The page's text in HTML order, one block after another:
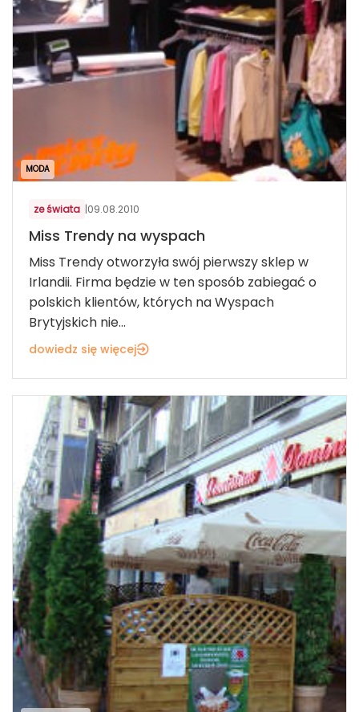
MODA
ze świata |09.08.2010
Miss Trendy na wyspach
Miss Trendy otworzyła swój pierwszy sklep w
Irlandii. Firma będzie w ten sposób zabiegać o
polskich klientów, których na Wyspach
Brytyjskich nie...
dowiedz się więcej